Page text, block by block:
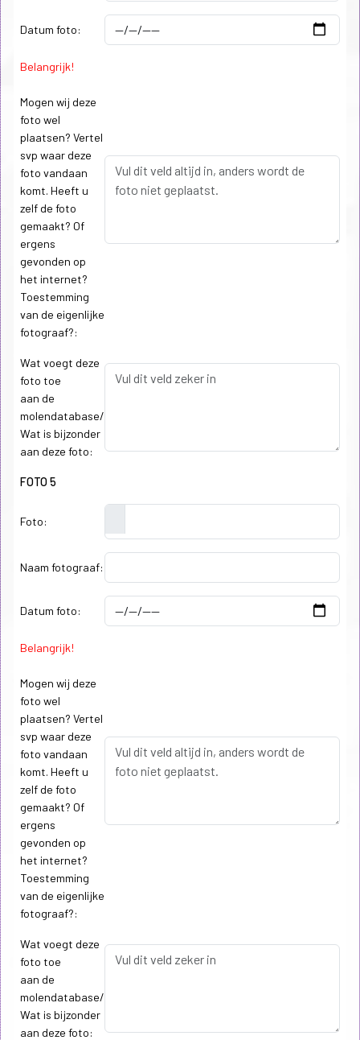
Datum foto:
Belangrijk!
Mogen wij deze
foto wel
plaatsen? Vertel
svp waar deze
foto vandaan
komt. Heeft u
zelf de foto
gemaakt? Of
ergens
gevonden op
het internet?
Toestemming
van de eigenlijke
fotograaf?:
Wat voegt deze
foto toe
aan de
molendatabase/
Wat is bijzonder
aan deze foto:
FOTO 5
Foto:
Naam fotograaf:
Datum foto:
Belangrijk!
Mogen wij deze
foto wel
plaatsen? Vertel
svp waar deze
foto vandaan
komt. Heeft u
zelf de foto
gemaakt? Of
ergens
gevonden op
het internet?
Toestemming
van de eigenlijke
fotograaf?:
Wat voegt deze
foto toe
aan de
molendatabase/
Wat is bijzonder
aan deze foto: